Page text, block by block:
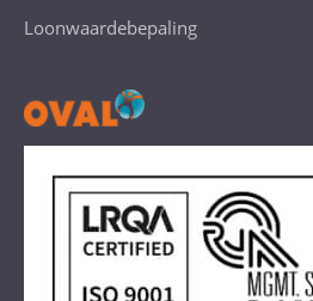
Loonwaardebepaling